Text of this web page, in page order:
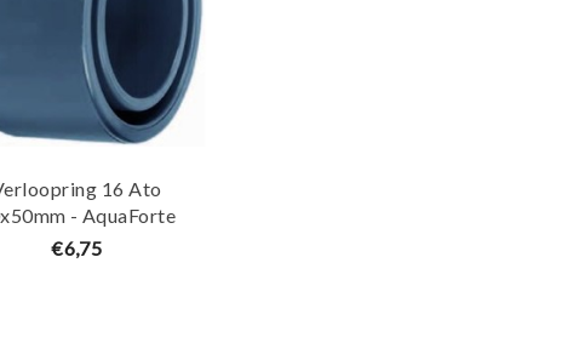
16 Ato
- AquaForte
€6,75